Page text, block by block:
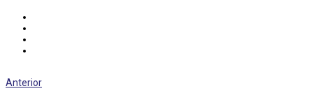
Anterior